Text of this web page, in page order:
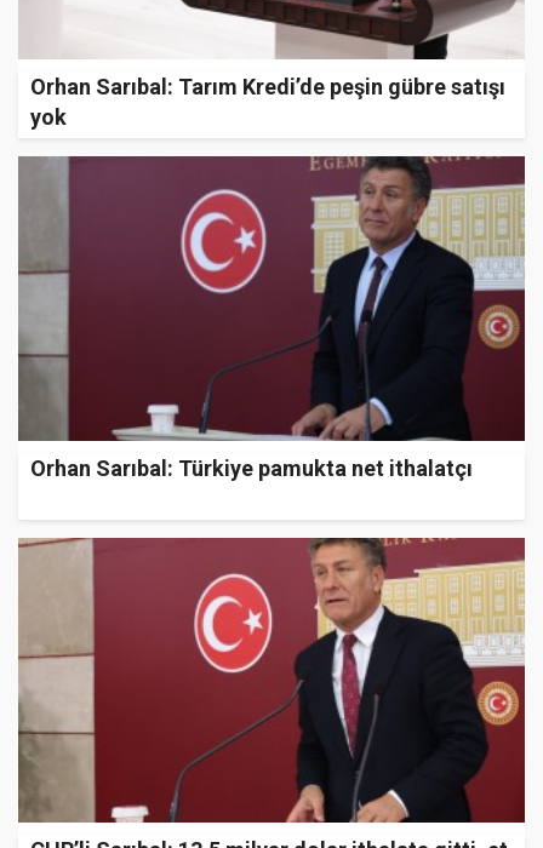
Orhan Sarıbal: Tarım Kredi’de peşin gübre satışı
yok
Orhan Sarıbal: Türkiye pamukta net ithalatçı